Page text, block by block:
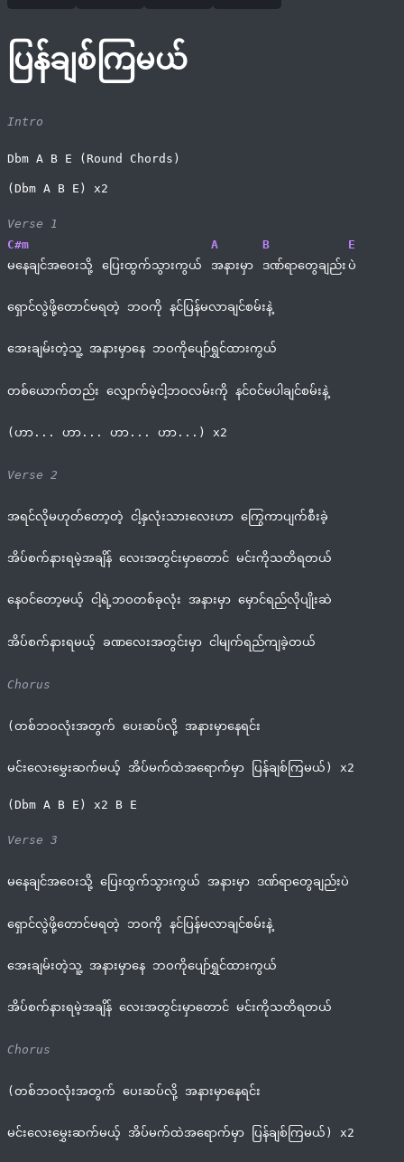
ပြန်ချစ်ကြမယ်
Intro
Dbm A B E (Round Chords)
(Dbm A B E) x2
Verse 1
C#m
မနေချင်အဝေးသို့
ပြေးထွက်သွားကွယ်
A
အနားမှာ
B
ဒဏ်ရာတွေချည်း
E
ပဲ
ရှောင်လွဲဖို့တောင်မရတဲ့ ဘဝကို နင်ပြန်မလာချင်စမ်းနဲ့
အေးချမ်းတဲ့သူ့ အနားမှာနေ ဘဝကိုပျော်ရွှင်ထားကွယ်
တစ်ယောက်တည်း လျှောက်မဲ့ငါ့ဘဝလမ်းကို နင်ဝင်မပါချင်စမ်းနဲ့
(ဟာ... ဟာ... ဟာ... ဟာ...) x2
Verse 2
အရင်လိုမဟုတ်တော့တဲ့ ငါ့နှလုံးသားလေးဟာ ကြွေကာပျက်စီးခဲ့
အိပ်စက်နားရမဲ့အချိန် လေးအတွင်းမှာတောင် မင်းကိုသတိရတယ်
နေဝင်တော့မယ့် ငါ့ရဲ့ဘဝတစ်ခုလုံး အနားမှာ မှောင်ရည်လိုပျိုးဆဲ
အိပ်စက်နားရမယ့် ခဏလေးအတွင်းမှာ ငါမျက်ရည်ကျခဲ့တယ်
Chorus
(တစ်ဘဝလုံးအတွက် ပေးဆပ်လို့ အနားမှာနေရင်း
မင်းလေးမွှေးဆက်မယ့် အိပ်မက်ထဲအရောက်မှာ ပြန်ချစ်ကြမယ်) x2
(Dbm A B E) x2 B E
Verse 3
မနေချင်အဝေးသို့ ပြေးထွက်သွားကွယ် အနားမှာ ဒဏ်ရာတွေချည်းပဲ
ရှောင်လွဲဖို့တောင်မရတဲ့ ဘဝကို နင်ပြန်မလာချင်စမ်းနဲ့
အေးချမ်းတဲ့သူ့ အနားမှာနေ ဘဝကိုပျော်ရွှင်ထားကွယ်
အိပ်စက်နားရမဲ့အချိန် လေးအတွင်းမှာတောင် မင်းကိုသတိရတယ်
Chorus
(တစ်ဘဝလုံးအတွက် ပေးဆပ်လို့ အနားမှာနေရင်း
မင်းလေးမွှေးဆက်မယ့် အိပ်မက်ထဲအရောက်မှာ ပြန်ချစ်ကြမယ်) x2